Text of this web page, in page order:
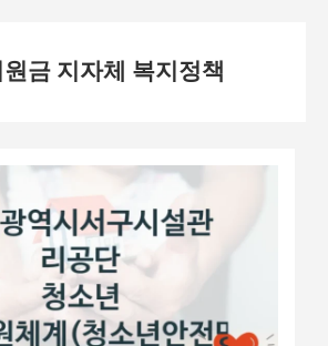
금 지자체 복지정책